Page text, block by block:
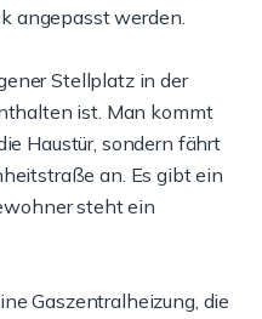
angepasst werden.
Stellplatz in der
ist. Man kommt
Haustür, sondern fährt
an. Es gibt ein
steht ein
Gaszentralheizung, die